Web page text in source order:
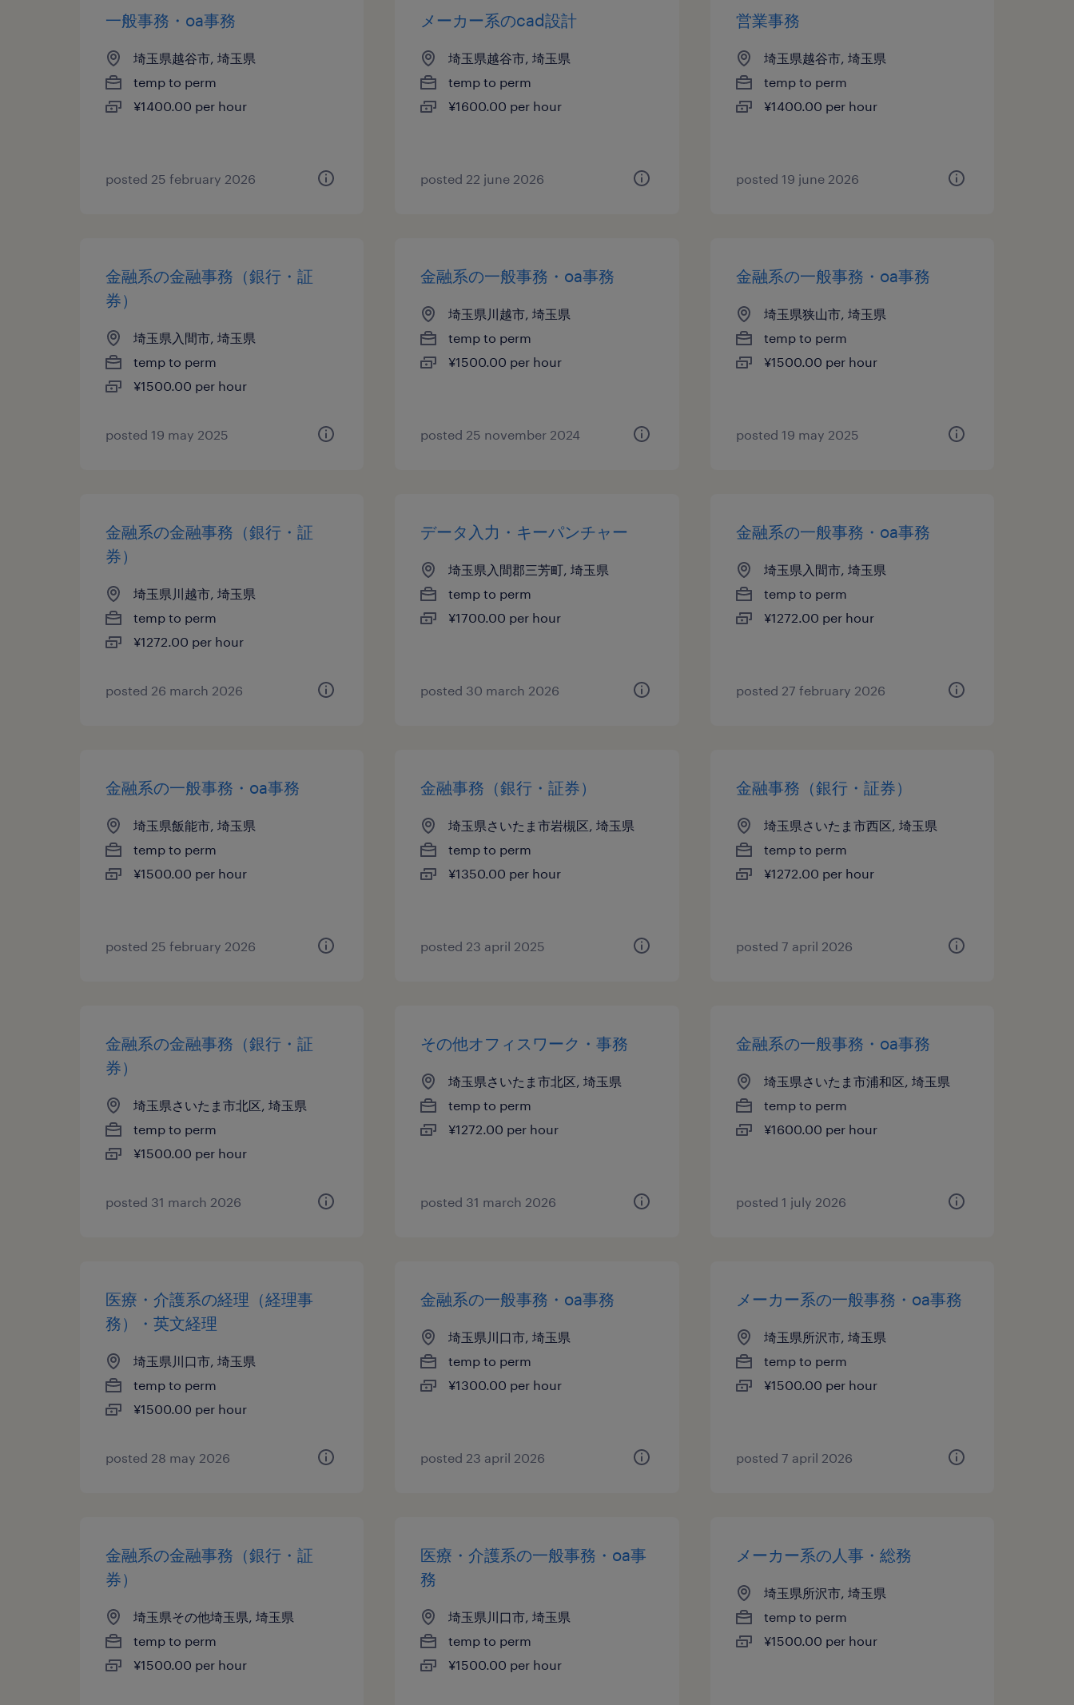
一般事務・oa事務
埼玉県越谷市, 埼玉県
temp to perm
¥1400.00 per hour
posted 25 february 2026
メーカー系のcad設計
埼玉県越谷市, 埼玉県
temp to perm
¥1600.00 per hour
posted 22 june 2026
営業事務
埼玉県越谷市, 埼玉県
temp to perm
¥1400.00 per hour
posted 19 june 2026
金融系の金融事務（銀行・証
券）
埼玉県入間市, 埼玉県
temp to perm
¥1500.00 per hour
posted 19 may 2025
金融系の一般事務・oa事務
埼玉県川越市, 埼玉県
temp to perm
¥1500.00 per hour
posted 25 november 2024
金融系の一般事務・oa事務
埼玉県狭山市, 埼玉県
temp to perm
¥1500.00 per hour
posted 19 may 2025
金融系の金融事務（銀行・証
券）
埼玉県川越市, 埼玉県
temp to perm
¥1272.00 per hour
posted 26 march 2026
データ入力・キーパンチャー
埼玉県入間郡三芳町, 埼玉県
temp to perm
¥1700.00 per hour
posted 30 march 2026
金融系の一般事務・oa事務
埼玉県入間市, 埼玉県
temp to perm
¥1272.00 per hour
posted 27 february 2026
金融系の一般事務・oa事務
埼玉県飯能市, 埼玉県
temp to perm
¥1500.00 per hour
posted 25 february 2026
金融事務（銀行・証券）
埼玉県さいたま市岩槻区, 埼玉県
temp to perm
¥1350.00 per hour
posted 23 april 2025
金融事務（銀行・証券）
埼玉県さいたま市西区, 埼玉県
temp to perm
¥1272.00 per hour
posted 7 april 2026
金融系の金融事務（銀行・証
券）
埼玉県さいたま市北区, 埼玉県
temp to perm
¥1500.00 per hour
posted 31 march 2026
その他オフィスワーク・事務
埼玉県さいたま市北区, 埼玉県
temp to perm
¥1272.00 per hour
posted 31 march 2026
金融系の一般事務・oa事務
埼玉県さいたま市浦和区, 埼玉県
temp to perm
¥1600.00 per hour
posted 1 july 2026
医療・介護系の経理（経理事
務）・英文経理
埼玉県川口市, 埼玉県
temp to perm
¥1500.00 per hour
posted 28 may 2026
金融系の一般事務・oa事務
埼玉県川口市, 埼玉県
temp to perm
¥1300.00 per hour
posted 23 april 2026
メーカー系の一般事務・oa事務
埼玉県所沢市, 埼玉県
temp to perm
¥1500.00 per hour
posted 7 april 2026
金融系の金融事務（銀行・証
券）
埼玉県その他埼玉県, 埼玉県
temp to perm
¥1500.00 per hour
医療・介護系の一般事務・oa事
務
埼玉県川口市, 埼玉県
temp to perm
¥1500.00 per hour
メーカー系の人事・総務
埼玉県所沢市, 埼玉県
temp to perm
¥1500.00 per hour